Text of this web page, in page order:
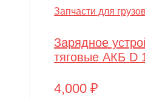
Запчасти для
Зарядное
тяговые АКБ D
4,000 ₽